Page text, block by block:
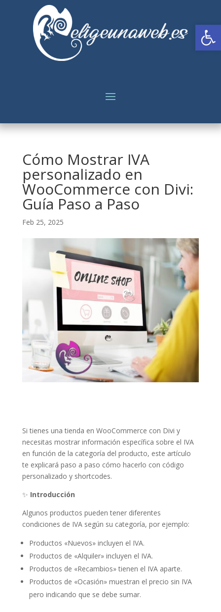
Cómo Mostrar IVA
personalizado en
WooCommerce con Divi:
Guía Paso a Paso
Feb 25, 2025
Si tienes una tienda en WooCommerce con Divi y
necesitas mostrar información específica sobre el IVA
en función de la categoría del producto, este artículo
te explicará paso a paso cómo hacerlo con código
personalizado y shortcodes.
✨ Introducción
Algunos productos pueden tener diferentes
condiciones de IVA según su categoría, por ejemplo:
Productos «Nuevos» incluyen el IVA.
Productos de «Alquiler» incluyen el IVA.
Productos de «Recambios» tienen el IVA aparte.
Productos de «Ocasión» muestran el precio sin IVA
pero indicando que se debe sumar.